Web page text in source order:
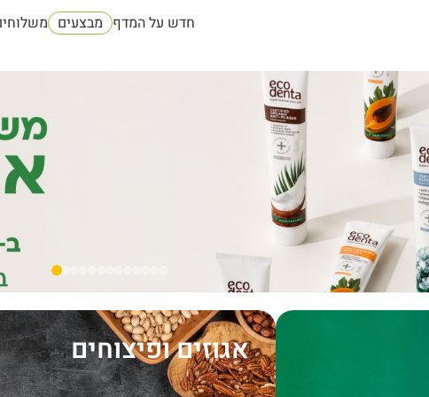
חדש על המדף מבצעים
אגוזים ופיצוחים